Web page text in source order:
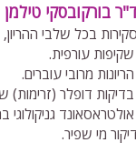
בורקובסקי
סקירות בכל שלבי
שקיפות עורפית.
הריונות מרובי עוברים.
בדיקות דופלר (זרימות)
אולטראסאונד
דיקור מי שפיר.